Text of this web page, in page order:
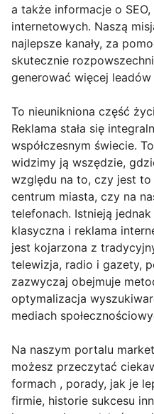
a także informacje o
internetowych. Naszą
najlepsze kanały, za
skutecznie
generować więcej
To nieunikniona część
Reklama stała się
współczesnym świecie.
widzimy ją wszędzie,
względu na to, czy jest
centrum miasta, czy na
telefonach. Istnieją
klasyczna i reklama
jest kojarzona z
telewizja, radio i gazety,
zazwyczaj obejmuje
optymalizacja
mediach
Na naszym portalu
możesz przeczytać
formach , porady, jak je
firmie, historie sukcesu